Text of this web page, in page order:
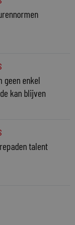
geen enkel
kan blijven
talent